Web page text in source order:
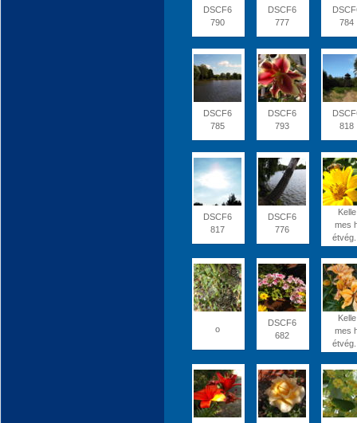
DSCF6
790
DSCF6
777
784
DSCF6
785
DSCF6
793
818
DSCF6
817
DSCF6
776
Kelle
mes
o
DSCF6
682
Kelle
mes